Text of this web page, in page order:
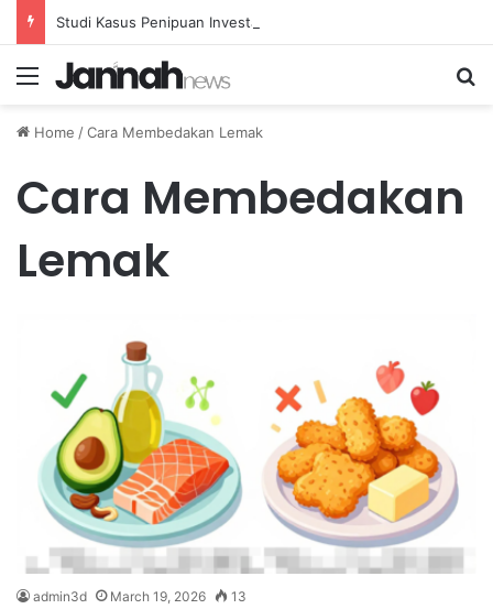
Menu
Home /Cara Membedakan Lemak
Cara Membedakan
Lemak
admin3d March 19, 2026 13